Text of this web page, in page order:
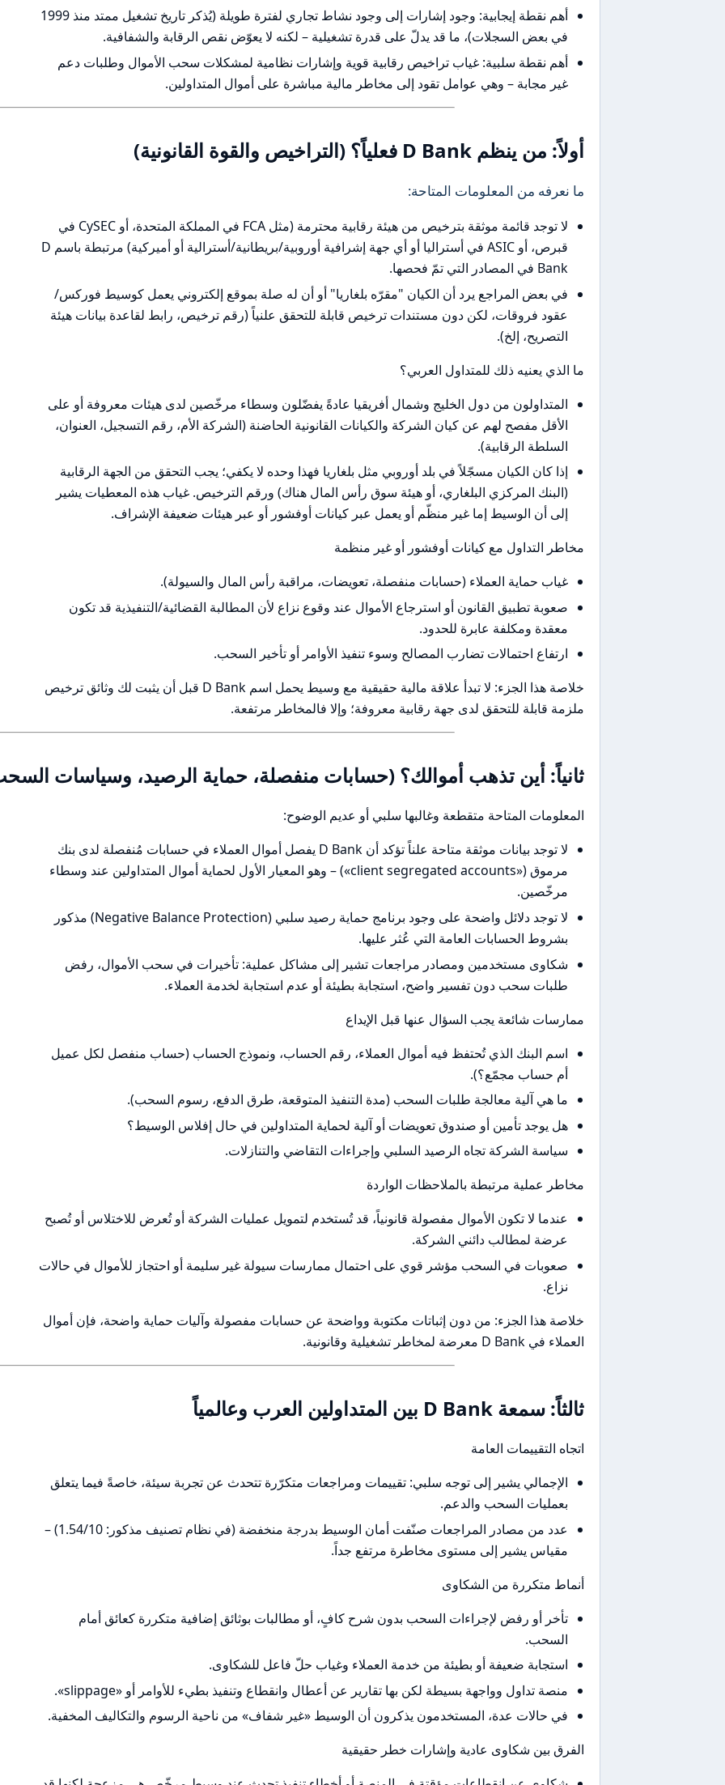
أهم نقطة إيجابية: وجود إشارات إلى وجود نشاط تجاري لفترة طويلة (يُذكر تاريخ تشغيل ممتد منذ 1999
في بعض السجلات)، ما قد يدلّ على قدرة تشغيلية – لكنه لا يعوّض نقص الرقابة والشفافية.
أهم نقطة سلبية: غياب تراخيص رقابية قوية وإشارات نظامية لمشكلات سحب الأموال وطلبات دعم
غير مجابة – وهي عوامل تقود إلى مخاطر مالية مباشرة على أموال المتداولين.
أولاً: من ينظم D Bank فعلياً؟ (التراخيص والقوة القانونية)
ما نعرفه من المعلومات المتاحة:
لا توجد قائمة موثقة بترخيص من هيئة رقابية محترمة (مثل FCA في المملكة المتحدة، أو CySEC في
قبرص، أو ASIC في أستراليا أو أي جهة إشرافية أوروبية/بريطانية/أسترالية أو أميركية) مرتبطة باسم D
Bank في المصادر التي تمّ فحصها.
في بعض المراجع يرد أن الكيان "مقرّه بلغاريا" أو أن له صلة بموقع إلكتروني يعمل كوسيط فوركس/
عقود فروقات، لكن دون مستندات ترخيص قابلة للتحقق علنياً (رقم ترخيص، رابط لقاعدة بيانات هيئة
التصريح، إلخ).
ما الذي يعنيه ذلك للمتداول العربي؟
المتداولون من دول الخليج وشمال أفريقيا عادةً يفضّلون وسطاء مرخّصين لدى هيئات معروفة أو على
الأقل مفصح لهم عن كيان الشركة والكيانات القانونية الحاضنة (الشركة الأم، رقم التسجيل، العنوان،
السلطة الرقابية).
إذا كان الكيان مسجّلاً في بلد أوروبي مثل بلغاريا فهذا وحده لا يكفي؛ يجب التحقق من الجهة الرقابية
(البنك المركزي البلغاري، أو هيئة سوق رأس المال هناك) ورقم الترخيص. غياب هذه المعطيات يشير
إلى أن الوسيط إما غير منظّم أو يعمل عبر كيانات أوفشور أو عبر هيئات ضعيفة الإشراف.
مخاطر التداول مع كيانات أوفشور أو غير منظمة
غياب حماية العملاء (حسابات منفصلة، تعويضات، مراقبة رأس المال والسيولة).
صعوبة تطبيق القانون أو استرجاع الأموال عند وقوع نزاع لأن المطالبة القضائية/التنفيذية قد تكون
معقدة ومكلفة عابرة للحدود.
ارتفاع احتمالات تضارب المصالح وسوء تنفيذ الأوامر أو تأخير السحب.
خلاصة هذا الجزء: لا تبدأ علاقة مالية حقيقية مع وسيط يحمل اسم D Bank قبل أن يثبت لك وثائق ترخيص
ملزمة قابلة للتحقق لدى جهة رقابية معروفة؛ وإلا فالمخاطر مرتفعة.
ثانياً: أين تذهب أموالك؟ (حسابات منفصلة، حماية الرصيد، وسياسات
المعلومات المتاحة متقطعة وغالبها سلبي أو عديم الوضوح:
لا توجد بيانات موثقة متاحة علناً تؤكد أن D Bank يفصل أموال العملاء في حسابات مُنفصلة لدى بنك
مرموق («client segregated accounts») – وهو المعيار الأول لحماية أموال المتداولين عند وسطاء
مرخّصين.
لا توجد دلائل واضحة على وجود برنامج حماية رصيد سلبي (Negative Balance Protection) مذكور
بشروط الحسابات العامة التي عُثر عليها.
شكاوى مستخدمين ومصادر مراجعات تشير إلى مشاكل عملية: تأخيرات في سحب الأموال، رفض
طلبات سحب دون تفسير واضح، استجابة بطيئة أو عدم استجابة لخدمة العملاء.
ممارسات شائعة يجب السؤال عنها قبل الإيداع
اسم البنك الذي تُحتفظ فيه أموال العملاء، رقم الحساب، ونموذج الحساب (حساب منفصل لكل عميل
أم حساب مجمّع؟).
ما هي آلية معالجة طلبات السحب (مدة التنفيذ المتوقعة، طرق الدفع، رسوم السحب).
هل يوجد تأمين أو صندوق تعويضات أو آلية لحماية المتداولين في حال إفلاس الوسيط؟
سياسة الشركة تجاه الرصيد السلبي وإجراءات التقاضي والتنازلات.
مخاطر عملية مرتبطة بالملاحظات الواردة
عندما لا تكون الأموال مفصولة قانونياً، قد تُستخدم لتمويل عمليات الشركة أو تُعرض للاختلاس أو تُصبح
عرضة لمطالب دائني الشركة.
صعوبات في السحب مؤشر قوي على احتمال ممارسات سيولة غير سليمة أو احتجاز للأموال في حالات
نزاع.
خلاصة هذا الجزء: من دون إثباتات مكتوبة وواضحة عن حسابات مفصولة وآليات حماية واضحة، فإن أموال
العملاء في D Bank معرضة لمخاطر تشغيلية وقانونية.
ثالثاً: سمعة D Bank بين المتداولين العرب وعالمياً
اتجاه التقييمات العامة
الإجمالي يشير إلى توجه سلبي: تقييمات ومراجعات متكرّرة تتحدث عن تجربة سيئة، خاصةً فيما يتعلق
بعمليات السحب والدعم.
عدد من مصادر المراجعات صنّفت أمان الوسيط بدرجة منخفضة (في نظام تصنيف مذكور: 1.54/10) –
مقياس يشير إلى مستوى مخاطرة مرتفع جداً.
أنماط متكررة من الشكاوى
تأخر أو رفض لإجراءات السحب بدون شرح كافٍ، أو مطالبات بوثائق إضافية متكررة كعائق أمام
السحب.
استجابة ضعيفة أو بطيئة من خدمة العملاء وغياب حلّ فاعل للشكاوى.
منصة تداول وواجهة بسيطة لكن بها تقارير عن أعطال وانقطاع وتنفيذ بطيء للأوامر أو «slippage».
في حالات عدة، المستخدمون يذكرون أن الوسيط «غير شفاف» من ناحية الرسوم والتكاليف المخفية.
الفرق بين شكاوى عادية وإشارات خطر حقيقية